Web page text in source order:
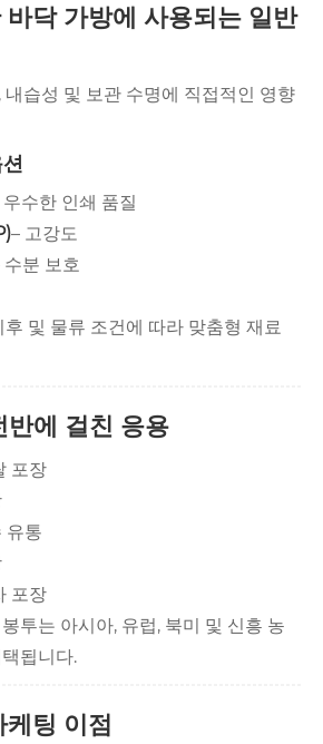
닥 가방에 사용되는 일반
습성 및 보관 수명에 직접적인 영향
우수한 인쇄 품질
– 고강도
수분 보호
및 물류 조건에 따라 맞춤형 재료
반에 걸친 응용
포장
유통
포장
투는 아시아, 유럽, 북미 및 신흥 농
됩니다.
팅 이점